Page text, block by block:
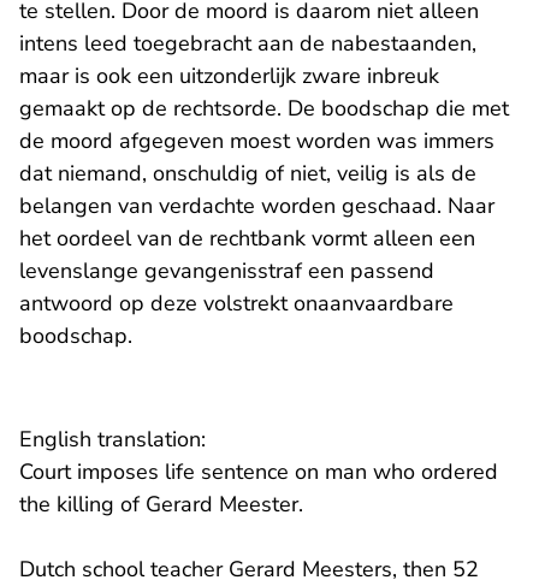
te stellen. Door de moord is daarom niet alleen
intens leed toegebracht aan de nabestaanden,
maar is ook een uitzonderlijk zware inbreuk
gemaakt op de rechtsorde. De boodschap die met
de moord afgegeven moest worden was immers
dat niemand, onschuldig of niet, veilig is als de
belangen van verdachte worden geschaad. Naar
het oordeel van de rechtbank vormt alleen een
levenslange gevangenisstraf een passend
antwoord op deze volstrekt onaanvaardbare
boodschap.
English translation:
Court imposes life sentence on man who ordered
the killing of Gerard Meester.
Dutch school teacher Gerard Meesters, then 52